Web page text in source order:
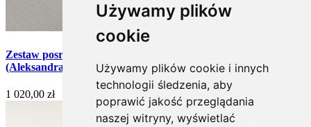
Używamy plików
cookie
Używamy plików cookie i innych
technologii śledzenia, aby
poprawić jakość przeglądania
naszej witryny, wyświetlać
Zestaw posrebrzanych widelczyków do ciasta - 6 szt.
(Aleksandra)
1 020,00 zł